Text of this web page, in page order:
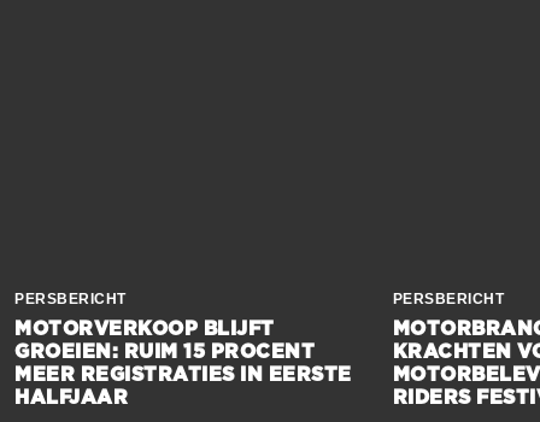
PERSBERICHT
MOTORVERKOOP BLIJFT
GROEIEN: RUIM 15 PROCENT
MEER REGISTRATIES IN EERSTE
HALFJAAR
PERSBERICHT
KRACHTEN
RIDERS